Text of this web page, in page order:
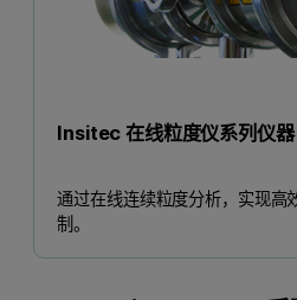
Insitec 在线粒度仪系列仪器
通过在线连续粒度分析，实现高
制。